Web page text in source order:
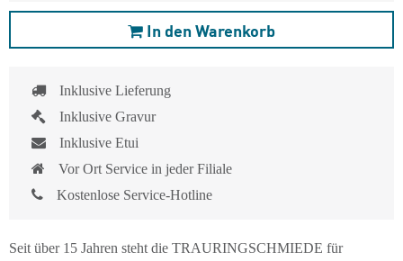
In den Warenkorb
Inklusive Lieferung
Inklusive Gravur
Inklusive Etui
Vor Ort Service in jeder Filiale
Kostenlose Service-Hotline
Seit über 15 Jahren steht die TRAURINGSCHMIEDE für